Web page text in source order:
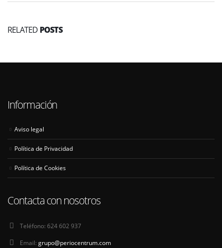
RELATED POSTS
Información
Aviso legal
Política de Privacidad
Política de Cookies
Contacta con nosotros
Teléfono: 624 602 937
Email: grupo@periocentrum.com